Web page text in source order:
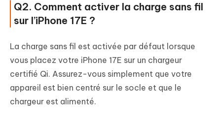
Q2. Comment activer la charge sans fil
sur l’iPhone 17E ?
La charge sans fil est activée par défaut lorsque
vous placez votre iPhone 17E sur un chargeur
certifié Qi. Assurez-vous simplement que votre
appareil est bien centré sur le socle et que le
chargeur est alimenté.